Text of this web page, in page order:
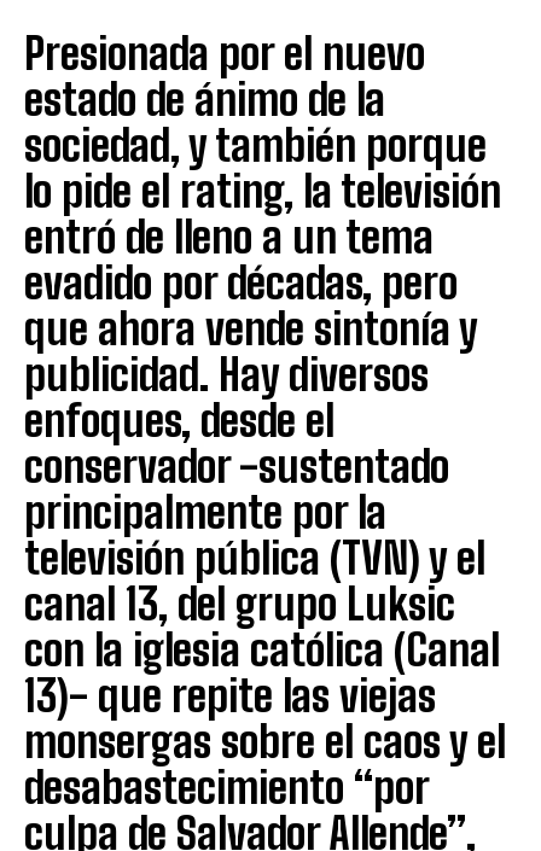
Presionada por el nuevo
estado de ánimo de la
sociedad, y también porque
lo pide el rating, la televisión
entró de lleno a un tema
evadido por décadas, pero
que ahora vende sintonía y
publicidad. Hay diversos
enfoques, desde el
conservador -sustentado
principalmente por la
televisión pública (TVN) y el
canal 13, del grupo Luksic
con la iglesia católica (Canal
13)- que repite las viejas
monsergas sobre el caos y el
desabastecimiento “por
culpa de Salvador Allende”,